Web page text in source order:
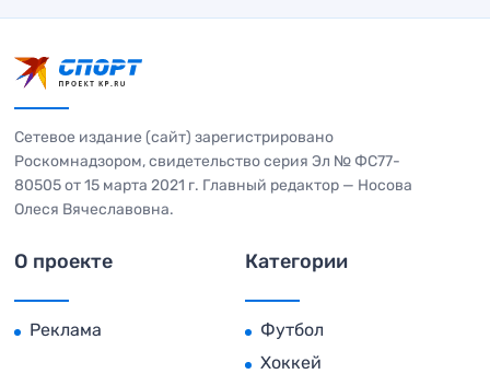
Сетевое издание (сайт) зарегистрировано
Роскомнадзором, свидетельство серия Эл № ФС77-
80505 от 15 марта 2021 г. Главный редактор — Носова
Олеся Вячеславовна.
О проекте
Реклама
Категории
Футбол
Хоккей